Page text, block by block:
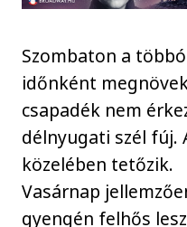
Szombaton a
időnként
csapadék nem
délnyugati szél fúj.
közelében tetőzik.
Vasárnap
gyengén felhős